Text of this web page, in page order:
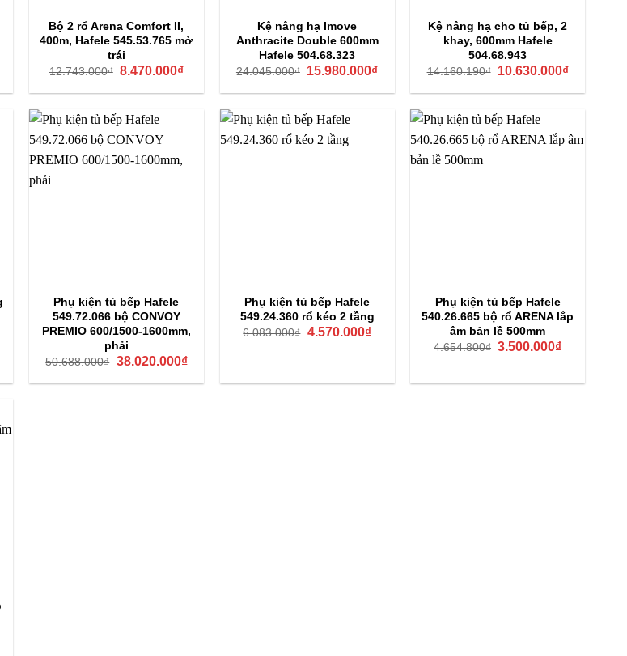
Bộ 2 rổ Arena Comfort II,
400m, Hafele 545.53.765 mở
trái
12.743.000₫ Giá
là:
8.470.000₫Giá
tại
8.470.000₫.
Kệ nâng hạ Imove
Anthracite Double 600mm
Hafele 504.68.323
24.045.000₫ Giá
là:
15.980.000₫Giá
tại
15.980.000₫.
Kệ nâng hạ cho tủ bếp, 2
khay, 600mm Hafele
504.68.943
14.160.190₫ Giá
là:
10.630.000₫Giá
tại
Phụ kiện tủ bếp Hafele
549.72.066 bộ CONVOY
PREMIO 600/1500-1600mm,
phải
50.688.000₫ Giá
là:
38.020.000₫Giá
tại
Phụ kiện tủ bếp Hafele
549.24.360 rổ kéo 2 tầng
6.083.000₫ Giá
4.570.000₫Giá
Phụ kiện tủ bếp Hafele
540.26.665 bộ rổ ARENA lắp
âm bản lề 500mm
4.654.800₫ Giá
3.500.000₫Giá